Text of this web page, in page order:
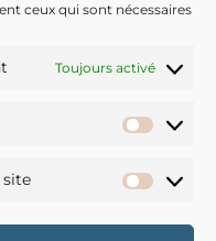
ceux qui sont nécessaires
Toujours activé
site
tous
!